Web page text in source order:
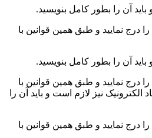
آن را بطور کامل بنویسید.
نمایید و طبق همین قوانین با
آن را بطور کامل بنویسید.
نمایید و طبق همین قوانین با
نیز لازم است و باید آن را
نمایید و طبق همین قوانین با